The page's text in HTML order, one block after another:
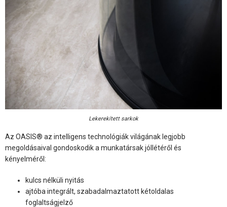
Lekerekített sarkok
Az OASIS® az intelligens technológiák világának legjobb
megoldásaival gondoskodik a munkatársak jóllétéről és
kényelméről:
kulcs nélküli nyitás
ajtóba integrált, szabadalmaztatott kétoldalas
foglaltságjelző